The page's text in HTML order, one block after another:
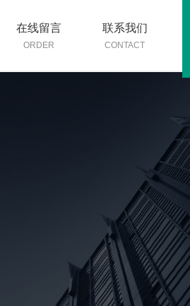
在线留言
ORDER
联系我们
CONTACT